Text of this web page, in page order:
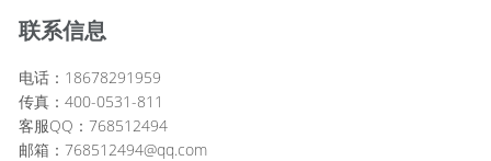
联系信息
电话：18678291959
传真：400-0531-811
客服QQ：768512494
邮箱：768512494@qq.com